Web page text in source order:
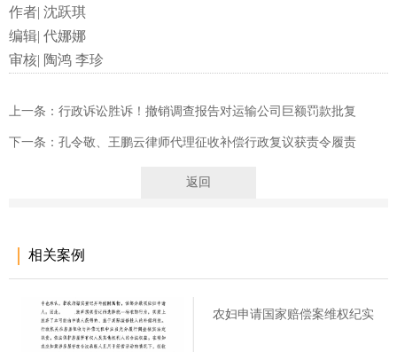
作者| 沈跃琪
编辑| 代娜娜
审核| 陶鸿 李珍
上一条：行政诉讼胜诉！撤销调查报告对运输公司巨额罚款批复
下一条：孔令敬、王鹏云律师代理征收补偿行政复议获责令履责
返回
相关案例
农妇申请国家赔偿案维权纪实